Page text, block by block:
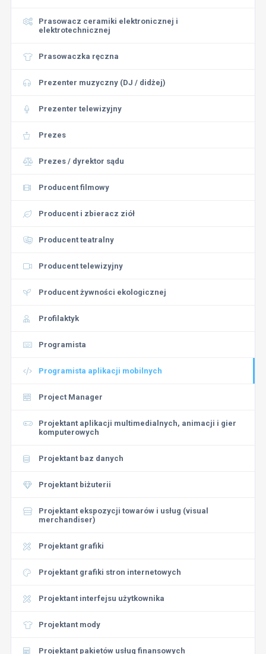
Prasowacz ceramiki elektronicznej i
elektrotechnicznej
Prasowaczka ręczna
Prezenter muzyczny (DJ / didżej)
Prezenter telewizyjny
Prezes
Prezes / dyrektor sądu
Producent filmowy
Producent i zbieracz ziół
Producent teatralny
Producent telewizyjny
Producent żywności ekologicznej
Profilaktyk
Programista
Programista aplikacji mobilnych
Project Manager
Projektant aplikacji multimedialnych, animacji i gier
komputerowych
Projektant baz danych
Projektant biżuterii
Projektant ekspozycji towarów i usług (visual
merchandiser)
Projektant grafiki
Projektant grafiki stron internetowych
Projektant interfejsu użytkownika
Projektant mody
Projektant pakietów usług finansowych